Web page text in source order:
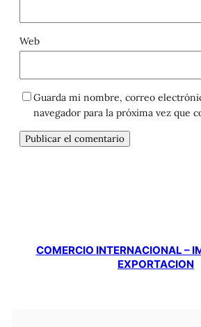
Web
Guarda mi nombre, correo
navegador para la próxima vez que
COMERCIO INTERNACIONAL –
EXPORTACION